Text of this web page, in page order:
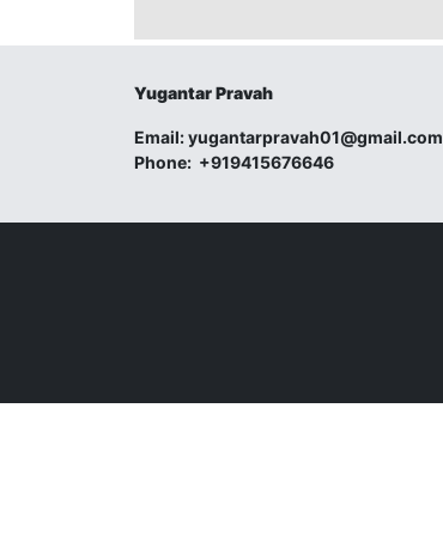
Yugantar Pravah
Email:yugantarpravah01@gmail.com
Phone: +919415676646